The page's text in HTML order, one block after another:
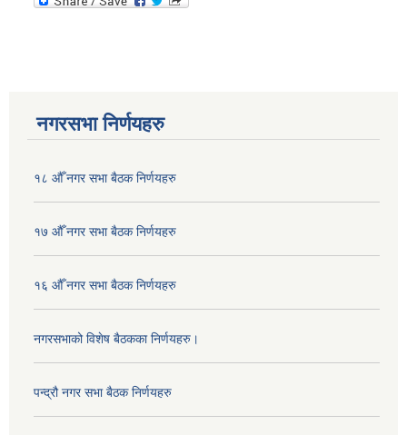
नगरसभा निर्णयहरु
१८ औँ नगर सभा बैठक निर्णयहरु
१७ औँ नगर सभा बैठक निर्णयहरु
१६ औँ नगर सभा बैठक निर्णयहरु
नगरसभाको विशेष बैठकका निर्णयहरु।
पन्द्रौ नगर सभा बैठक निर्णयहरु